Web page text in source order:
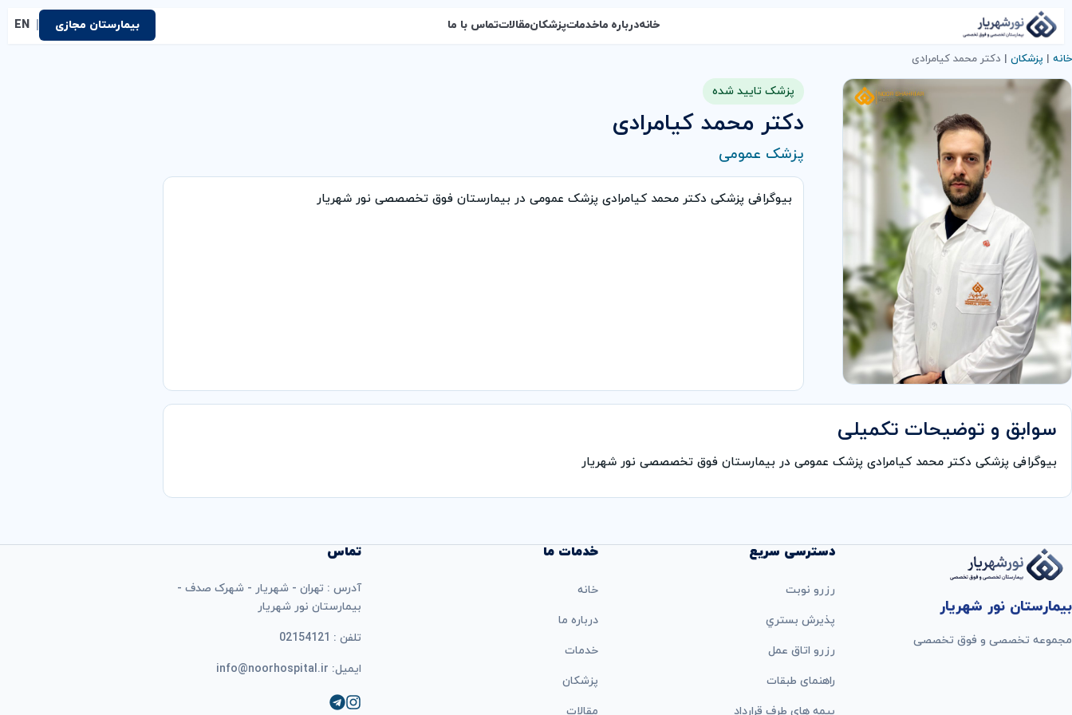
خانهدرباره ماخدماتپزشکانمقالاتتماس با ما بیمارستان مجازی EN
خانه | پزشکان | دکتر محمد کیامرادی
پزشک تایید شده
دکتر محمد کیامرادی
پزشک عمومی
بیوگرافی پزشکی دکتر محمد کیامرادی پزشک عمومی در بیمارستان فوق تخصصصی نور شهریار
سوابق و توضیحات تکمیلی
بیوگرافی پزشکی دکتر محمد کیامرادی پزشک عمومی در بیمارستان فوق تخصصصی نور شهریار
بیمارستان نور شهریار
مجموعه تخصصی و فوق تخصصی
دسترسی سریع
رزرو نوبت
پذيرش بستري
رزرو اتاق عمل
راهنمای طبقات
بيمه های طرف قرارداد
خدمات ما
خانه
درباره ما
خدمات
پزشکان
مقالات
تماس
آدرس : تهران - شهریار - شهرک صدف -
بیمارستان نور شهریار
تلفن : 02154121
ایمیل: info@noorhospital.ir